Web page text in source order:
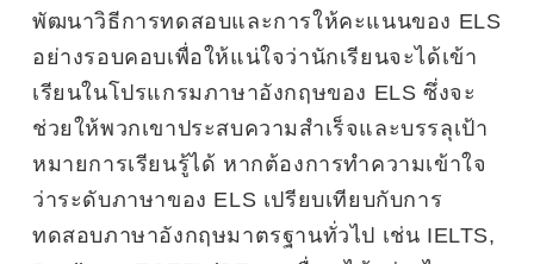
พัฒนาวิธีการทดสอบและการให้คะแนนของ ELS
อย่างรอบคอบเพื่อให้แน่ใจว่านักเรียนจะได้เข้า
เรียนในโปรแกรมภาษาอังกฤษของ ELS ซึ่งจะ
ช่วยให้พวกเขาประสบความสำเร็จและบรรลุเป้า
หมายการเรียนรู้ได้ หากต้องการทำความเข้าใจ
ว่าระดับภาษาของ ELS เปรียบเทียบกับการ
ทดสอบภาษาอังกฤษมาตรฐานทั่วไป เช่น IELTS,